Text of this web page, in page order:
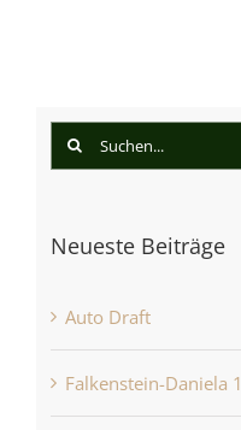
Suche
Neueste Beiträge
Auto Draft
Falkenstein-Daniela 1